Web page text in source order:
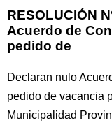
RESOLUCIÓN
Acuerdo de
pedido de
Declaran nulo
pedido de vacancia
Municipalidad